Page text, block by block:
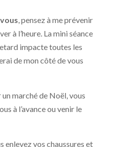
, pensez à me prévenir
à l’heure. La mini séance
impacte toutes les
de mon côté de vous
un marché de Noël, vous
à l’avance ou venir le
enlevez vos chaussures et